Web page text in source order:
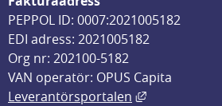
PEPPOL ID: 0007:2021005182
EDI adress: 2021005182
Org nr: 202100-5182
VAN operatör: OPUS Capita
Leverantörsportalen
Länk till